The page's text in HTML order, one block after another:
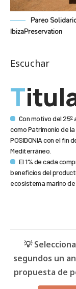
Pareo
IbizaPreservation
Escuchar
Con motivo del
como Patrimonio de
POSIDONIA con el fin
Mediterráneo.
El 1% de cada
beneficios del
ecosistema marino
💡
segundos un
propuesta de